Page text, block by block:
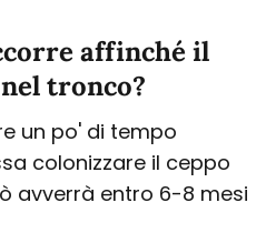
affinché il
tronco?
un po' di tempo
colonizzare il ceppo
avverrà entro 6-8 mesi